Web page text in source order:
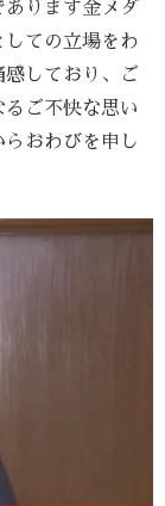
あります金メダ
ての立場をわ
しており、ご
ご不快な思い
おわびを申し